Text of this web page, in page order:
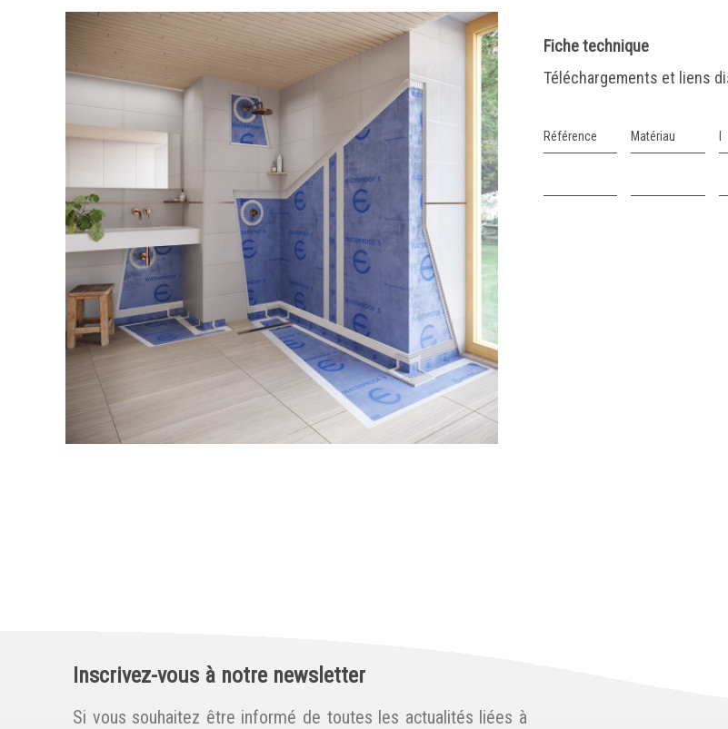
Fiche technique
Téléchargements et liens
Référence Matériau
Inscrivez-vous à notre newsletter
Si vous souhaitez être informé de toutes les actualités liées à